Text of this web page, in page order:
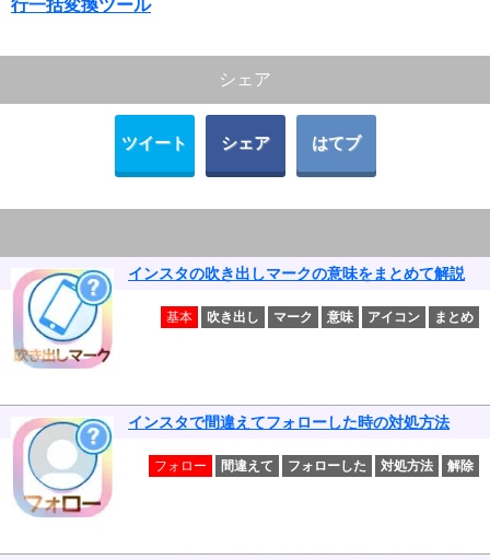
行一括変換ツール
シェア
ツイート シェア はてブ
インスタの吹き出しマークの意味をまとめて解説
基本 吹き出し マーク 意味 アイコン まとめ
インスタで間違えてフォローした時の対処方法
フォロー 間違えて フォローした 対処方法 解除